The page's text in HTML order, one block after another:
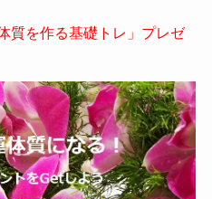
質を作る基礎トレ」プレゼ